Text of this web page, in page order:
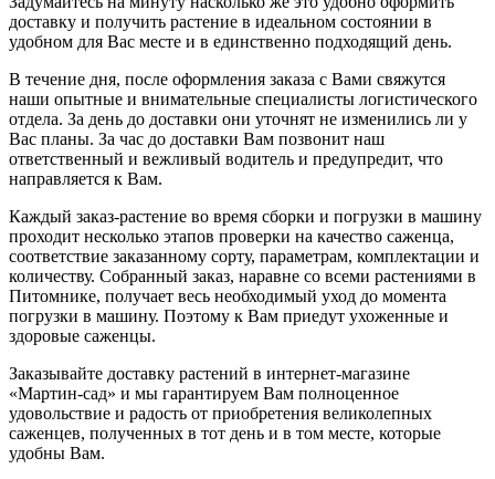
доставку и получить растение в идеальном состоянии в
удобном для Вас месте и в единственно подходящий день.
В течение дня, после оформления заказа с Вами свяжутся
наши опытные и внимательные специалисты логистического
отдела. За день до доставки они уточнят не изменились ли у
Вас планы. За час до доставки Вам позвонит наш
ответственный и вежливый водитель и предупредит, что
направляется к Вам.
Каждый заказ-растение во время сборки и погрузки в машину
проходит несколько этапов проверки на качество саженца,
соответствие заказанному сорту, параметрам, комплектации и
количеству. Собранный заказ, наравне со всеми растениями в
Питомнике, получает весь необходимый уход до момента
погрузки в машину. Поэтому к Вам приедут ухоженные и
здоровые саженцы.
Заказывайте доставку растений в интернет-магазине
«Мартин-сад» и мы гарантируем Вам полноценное
удовольствие и радость от приобретения великолепных
саженцев, полученных в тот день и в том месте, которые
удобны Вам.